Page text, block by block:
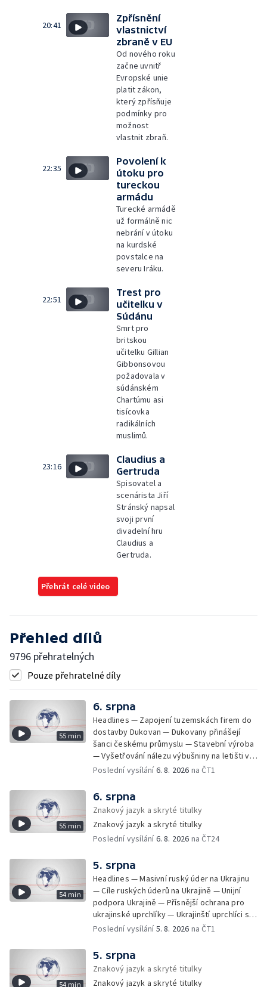
20:41
Zpřísnění
vlastnictví
zbraně v EU
Od nového roku
začne uvnitř
Evropské unie
platit zákon,
který zpřísňuje
podmínky pro
možnost
vlastnit zbraň.
22:35
Povolení k
útoku pro
tureckou
armádu
Turecké armádě
už formálně nic
nebrání v útoku
na kurdské
povstalce na
severu Iráku.
22:51
Trest pro
učitelku v
Súdánu
Smrt pro
britskou
učitelku Gillian
Gibbonsovou
požadovala v
súdánském
Chartúmu asi
tisícovka
radikálních
muslimů.
23:16
Claudius a
Gertruda
Spisovatel a
scenárista Jiří
Stránský napsal
svoji první
divadelní hru
Claudius a
Gertruda.
Přehrát celé video
Přehled dílů
9796 přehratelných
Pouze přehratelné díly
55 min
6. srpna
Headlines — Zapojení tuzemskách firem do
dostavby Dukovan — Dukovany přinášejí
šanci českému průmyslu — Stavební výroba
— Vyšetřování nálezu výbušniny na letišti v
Lipsku — Bourání torza vyhořelé budovy ve
Omezování spotřeby vody v Jihlavě — Čistý
zisk bank — Jednání o ukončení bojů na
Blízkém východě — Opakované údery na
jižní Libanon — Přibylo zásahů horské služby
— Bezpečnostní opatření kvůli Evropské lize
Oscara — Doživotní trest pro Afghánce —
Slevy na jízdném — Aktualizace plánu
adaptace na klimatické změny — Letošní
teplotní rekordy — Škody po nočních
bouřkách na východě Čech — Výhled počasí
na další dny — Sucho dělá problémy
zemědělcům i drobným pěstitelům — Výhled
nehodě z chytrých zařízení — Zbytečné
výjezdy záchranářů — Obtěžující telefonáty
na tísňové linky — Protivzdušná obrana
Poslední vysílání6. 8. 2026 na ČT1
55 min
6. srpna
Znakový jazyk a skryté titulky
Znakový jazyk a skryté titulky
Poslední vysílání6. 8. 2026 na ČT24
54 min
5. srpna
Headlines — Masivní ruský úder na Ukrajinu
— Cíle ruských úderů na Ukrajině — Unijní
podpora Ukrajině — Přísnější ochrana pro
ukrajinské uprchlíky — Ukrajinští uprchlíci s
dočasnou ochranou v Česku — Uprchlíci s
Most — Hašení skládky — Srážka nákladního
letadla s dronem v Německu — Vyšetřování
nehody Filipa Turka — Tržby v maloobchodu
Poslední vysílání5. 8. 2026 na ČT1
54 min
5. srpna
Znakový jazyk a skryté titulky
Znakový jazyk a skryté titulky